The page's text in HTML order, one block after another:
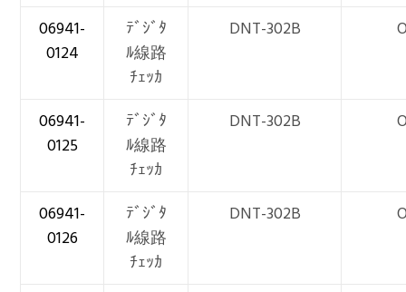
06941-
0124
ﾃﾞｼﾞﾀ
ﾙ線路
ﾁｪｯｶ
DNT-302B
06941-
0125
ﾃﾞｼﾞﾀ
ﾙ線路
ﾁｪｯｶ
DNT-302B
06941-
0126
ﾃﾞｼﾞﾀ
ﾙ線路
ﾁｪｯｶ
DNT-302B